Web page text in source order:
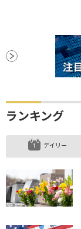
ランキング
デイリー